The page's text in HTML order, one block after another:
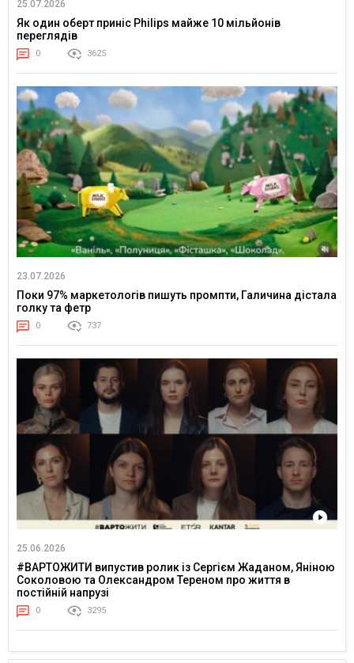
25.07.2026
Як один оберт приніс Philips майже 10 мільйонів
переглядів
0 3625
23.07.2026
Поки 97% маркетологів пишуть промпти, Галичина дістала
голку та фетр
0 737
25.06.2026
#ВАРТОЖИТИ випустив ролик із Сергієм Жаданом, Яніною
Соколовою та Олександром Тереном про життя в
постійній напрузі
0 3295